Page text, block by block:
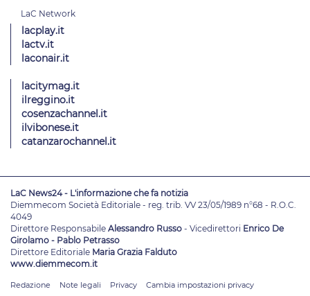
lacplay.it
lactv.it
laconair.it
lacitymag.it
ilreggino.it
cosenzachannel.it
ilvibonese.it
catanzarochannel.it
LaC News24 - L'informazione che fa notizia
Diemmecom Società Editoriale - reg. trib. VV 23/05/1989 n°68 - R.O.C.
4049
Direttore Responsabile Alessandro Russo - Vicedirettori Enrico De
Girolamo - Pablo Petrasso
Direttore Editoriale Maria Grazia Falduto
www.diemmecom.it
Redazione Note legali Privacy Cambia impostazioni privacy